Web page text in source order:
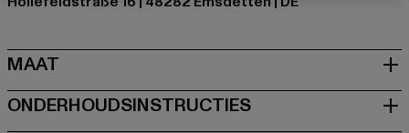
MAAT
ONDERHOUDSINSTRUCTIES